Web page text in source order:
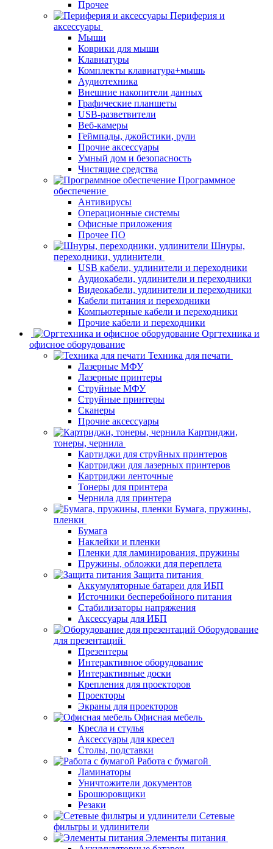
Прочее
Периферия и
аксессуары
Мыши
Коврики для мыши
Клавиатуры
Комплекты клавиатура+мышь
Аудиотехника
Внешние накопители данных
Графические планшеты
USB-разветвители
Веб-камеры
Геймпады, джойстики, рули
Прочие аксессуары
Умный дом и безопасность
Чистящие средства
Программное
обеспечение
Антивирусы
Операционные системы
Офисные приложения
Прочее ПО
Шнуры,
переходники, удлинители
USB кабели, удлинители и переходники
Аудиокабели, удлинители и переходники
Видеокабели, удлинители и переходники
Кабели питания и переходники
Компьютерные кабели и переходники
Прочие кабели и переходники
Оргтехника и
офисное оборудование
Техника для печати
Лазерные МФУ
Лазерные принтеры
Струйные МФУ
Струйные принтеры
Сканеры
Прочие аксессуары
Картриджи,
тонеры, чернила
Картиджи для струйных принтеров
Картриджи для лазерных принтеров
Картриджи ленточные
Тонеры для принтера
Чернила для принтера
Бумага, пружины,
пленки
Бумага
Наклейки и пленки
Пленки для ламинирования, пружины
Пружины, обложки для переплета
Защита питания
Аккумуляторные батареи для ИБП
Источники бесперебойного питания
Стабилизаторы напряжения
Аксессуары для ИБП
Оборудование
для презентаций
Презентеры
Интерактивное оборудование
Интерактивные доски
Крепления для проекторов
Проекторы
Экраны для проекторов
Офисная мебель
Кресла и стулья
Аксессуары для кресел
Столы, подставки
Работа с бумагой
Ламинаторы
Уничтожители документов
Брошюровщики
Резаки
Сетевые
фильтры и удлинители
Элементы питания